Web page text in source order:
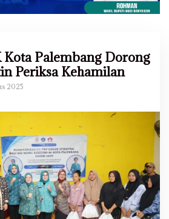
Kota Palembang Dorong
Periksa Kehamilan
2025